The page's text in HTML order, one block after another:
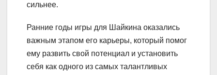
сильнее.
Ранние годы игры для Шайкина оказались
важным этапом его карьеры, который помог
ему развить свой потенциал и установить
себя как одного из самых талантливых